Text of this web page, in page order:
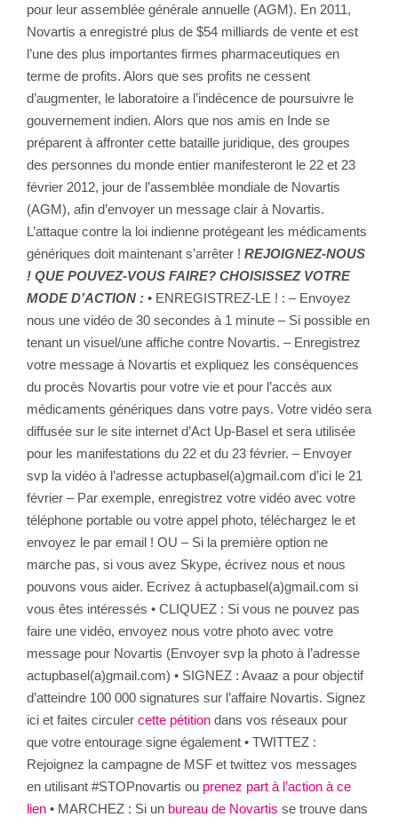
pour leur assemblée générale annuelle (AGM). En 2011,
Novartis a enregistré plus de $54 milliards de vente et est
l’une des plus importantes firmes pharmaceutiques en
terme de profits. Alors que ses profits ne cessent
d’augmenter, le laboratoire a l’indécence de poursuivre le
gouvernement indien. Alors que nos amis en Inde se
préparent à affronter cette bataille juridique, des groupes
des personnes du monde entier manifesteront le 22 et 23
février 2012, jour de l’assemblée mondiale de Novartis
(AGM), afin d’envoyer un message clair à Novartis.
L’attaque contre la loi indienne protégeant les médicaments
génériques doit maintenant s’arrêter ! REJOIGNEZ-NOUS
! QUE POUVEZ-VOUS FAIRE? CHOISISSEZ VOTRE
MODE D’ACTION : • ENREGISTREZ-LE ! : – Envoyez
nous une vidéo de 30 secondes à 1 minute – Si possible en
tenant un visuel/une affiche contre Novartis. – Enregistrez
votre message à Novartis et expliquez les conséquences
du procès Novartis pour votre vie et pour l’accès aux
médicaments génériques dans votre pays. Votre vidéo sera
diffusée sur le site internet d’Act Up-Basel et sera utilisée
pour les manifestations du 22 et du 23 février. – Envoyer
svp la vidéo à l’adresse actupbasel(a)gmail.com d’ici le 21
février – Par exemple, enregistrez votre vidéo avec votre
téléphone portable ou votre appel photo, téléchargez le et
envoyez le par email ! OU – Si la première option ne
marche pas, si vous avez Skype, écrivez nous et nous
pouvons vous aider. Ecrivez à actupbasel(a)gmail.com si
vous êtes intéressés • CLIQUEZ : Si vous ne pouvez pas
faire une vidéo, envoyez nous votre photo avec votre
message pour Novartis (Envoyer svp la photo à l’adresse
actupbasel(a)gmail.com) • SIGNEZ : Avaaz a pour objectif
d’atteindre 100 000 signatures sur l’affaire Novartis. Signez
ici et faites circuler cette pétition dans vos réseaux pour
que votre entourage signe également • TWITTEZ :
Rejoignez la campagne de MSF et twittez vos messages
en utilisant #STOPnovartis ou prenez part à l’action à ce
lien • MARCHEZ : Si un bureau de Novartis se trouve dans